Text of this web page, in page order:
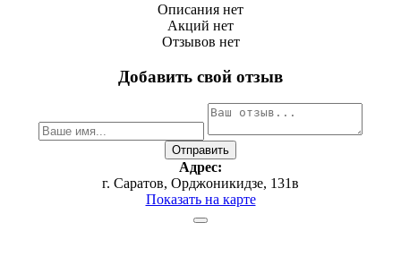
Описания нет
Акций нет
Отзывов нет
Добавить свой отзыв
Адрес:
г. Саратов, Орджоникидзе, 131в
Показать на карте